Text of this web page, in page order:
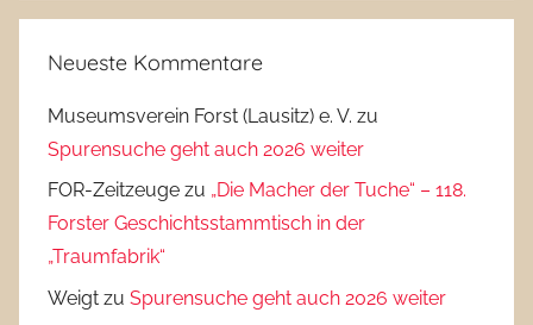
Neueste Kommentare
Museumsverein Forst (Lausitz) e. V. zu
Spurensuche geht auch 2026 weiter
FOR-Zeitzeuge zu „Die Macher der Tuche“ – 118.
Forster Geschichtsstammtisch in der
„Traumfabrik“
Weigt zu Spurensuche geht auch 2026 weiter